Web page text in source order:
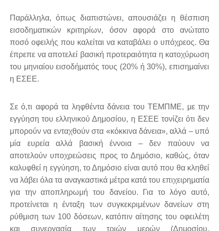
Παράλληλα, όπως διαπιστώνει, απουσιάζει η θέσπιση
εισοδηματικών κριτηρίων, όσον αφορά στο ανώτατο
ποσό οφειλής που καλείται να καταβάλει ο υπόχρεος. Θα
έπρεπε να αποτελεί βασική προτεραιότητα η κατοχύρωση
του μηνιαίου εισοδήματός τους (20% ή 30%), επισημαίνει
η ΕΣΕΕ.
Σε ό,τι αφορά τα ληφθέντα δάνεια του ΤΕΜΠΜΕ, με την
εγγύηση του ελληνικού Δημοσίου, η ΕΣΕΕ τονίζει ότι δεν
μπορούν να ενταχθούν στα «κόκκινα δάνεια», αλλά – υπό
μία ευρεία αλλά βασική έννοια – δεν παύουν να
αποτελούν υποχρεώσεις προς το Δημόσιο, καθώς, όταν
καλυφθεί η εγγύηση, το Δημόσιο είναι αυτό που θα κληθεί
να λάβει όλα τα αναγκαστικά μέτρα κατά του επιχειρηματία
για την αποπληρωμή του δανείου. Για το λόγο αυτό,
προτείνεται η ένταξη των συγκεκριμένων δανείων στη
ρύθμιση των 100 δόσεων, κατόπιν αίτησης του οφειλέτη
και συνεργασία των τριών μερών (Δημοσίου,